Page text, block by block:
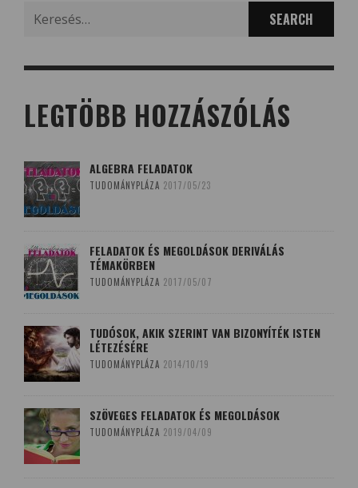
LEGTÖBB HOZZÁSZÓLÁS
ALGEBRA FELADATOK
TUDOMÁNYPLÁZA 2017/05/23
FELADATOK ÉS MEGOLDÁSOK DERIVÁLÁS
TÉMAKÖRBEN
TUDOMÁNYPLÁZA 2017/05/07
TUDÓSOK, AKIK SZERINT VAN BIZONYÍTÉK ISTEN
LÉTEZÉSÉRE
TUDOMÁNYPLÁZA 2014/10/19
SZÖVEGES FELADATOK ÉS MEGOLDÁSOK
TUDOMÁNYPLÁZA 2019/04/09